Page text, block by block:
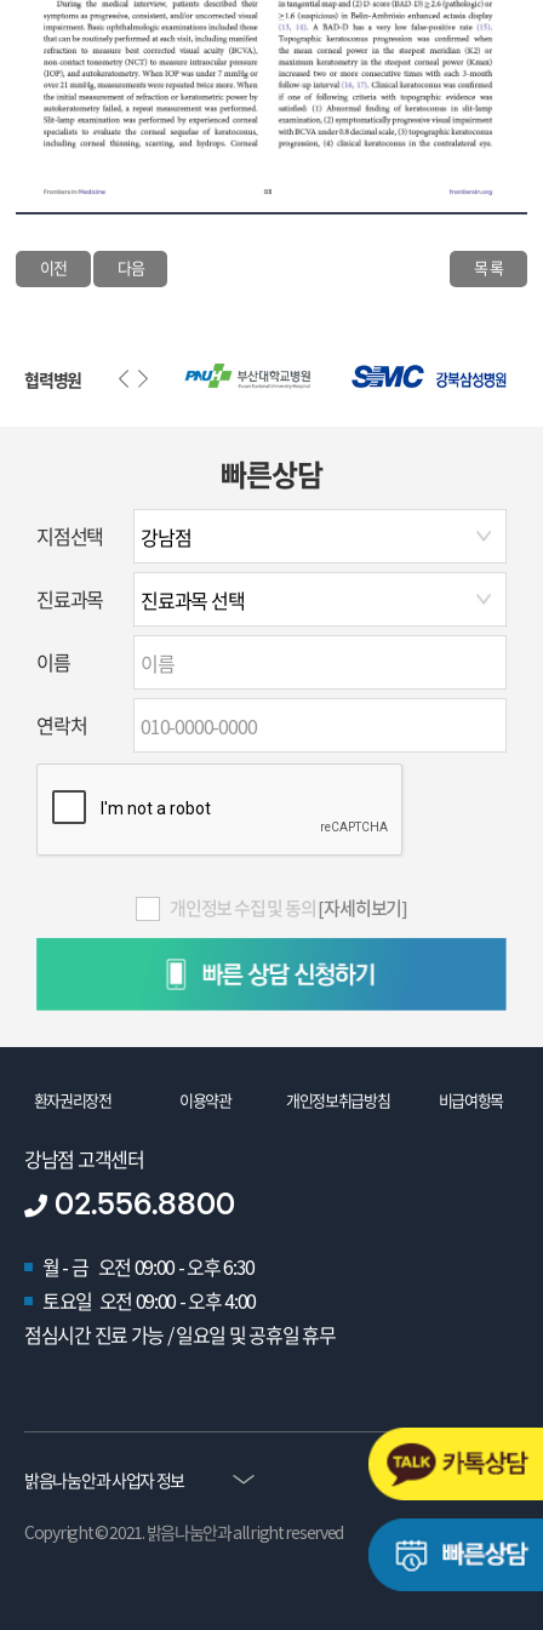
이전 다음 목 록
협력병원
빠른상담
지점선택
진료과목
이름
연락처
개인정보 수집 및 동의[자세히보기]
환자권리장전 이용약관 개인정보취급방침 비급여항목
강남점 고객센터
02.556.8800
월 - 금 오전 09:00 - 오후 6:30
토요일 오전 09:00 - 오후 4:00
점심시간 진료 가능 / 일요일 및 공휴일 휴무
밝음나눔안과 사업자 정보
Copyright © 2021. 밝음나눔안과 all right reserved